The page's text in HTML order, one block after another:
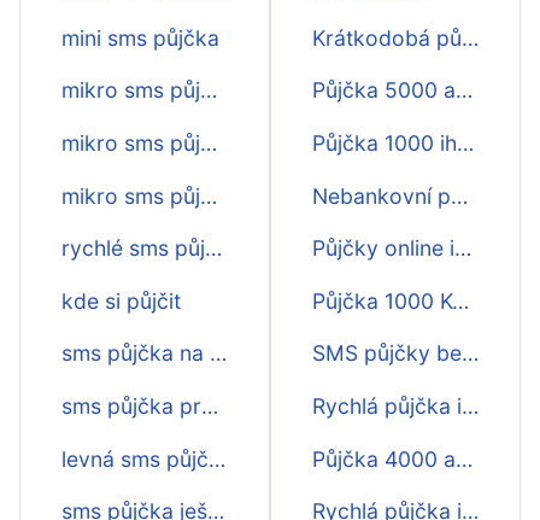
mini sms půjčka
mikro sms půjčky
mikro sms půjčka ihned
mikro sms půjčka online
rychlé sms půjčky ihned
kde si půjčit
sms půjčka na cokoliv
sms půjčka pro každého
levná sms půjčka
sms půjčka ještě dnes
Krátkodobá půjčka na účet ihned
Půjčka 5000 akce ihned
Půjčka 1000 ihned na účet
Nebankovní půjčka schválení online ihned
Půjčky online ihned
Půjčka 1000 Kč ihned
SMS půjčky bez poplatku ihned
Rychlá půjčka ihned na ruku
Půjčka 4000 akce ihned
Rychlá půjčka ihned 20000